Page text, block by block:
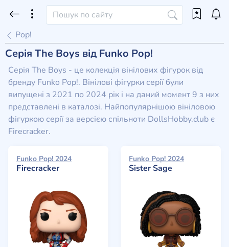
Pop!
Серія The Boys від Funko Pop!
Серія The Boys - це колекція вінілових фігурок від
бренду Funko Pop!. Вінілові фігурки серії були
випущені з 2021 по 2024 рік і на даний момент 9 з них
представлені в каталозі. Найпопулярнішою вініловою
фігуркою серії за версією спільноти DollsHobby.club є
Firecracker.
Funko Pop! 2024
Firecracker
Funko Pop! 2024
Sister Sage